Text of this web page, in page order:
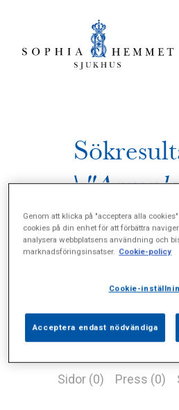
Sidor (0) Press (0)
Genom att klicka på "acceptera alla
cookies på din enhet för att förbättra
analysera webbplatsens användning och
marknadsföringsinsatser. Cookie-policy
Cookie-
Acceptera endast nödvändiga